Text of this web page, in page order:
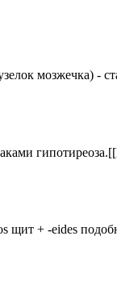
мозжечка) -
щит + -eides